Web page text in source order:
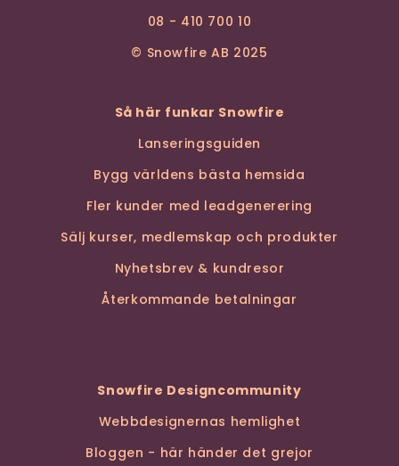
08 - 410 700 10
© Snowfire AB 2025
Så här funkar Snowfire
Lanseringsguiden
Bygg världens bästa hemsida
Fler kunder med leadgenerering
Sälj kurser, medlemskap och produkter
Nyhetsbrev & kundresor
Återkommande betalningar
Snowfire Designcommunity
Webbdesignernas hemlighet
Bloggen - här händer det grejor